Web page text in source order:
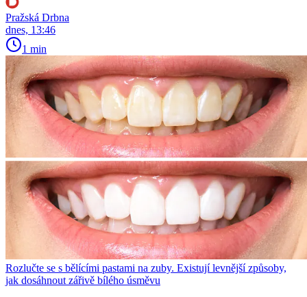
Pražská Drbna
dnes, 13:46
1 min
Rozlučte se s bělícími pastami na zuby. Existují levnější způsoby,
jak dosáhnout zářivě bílého úsměvu